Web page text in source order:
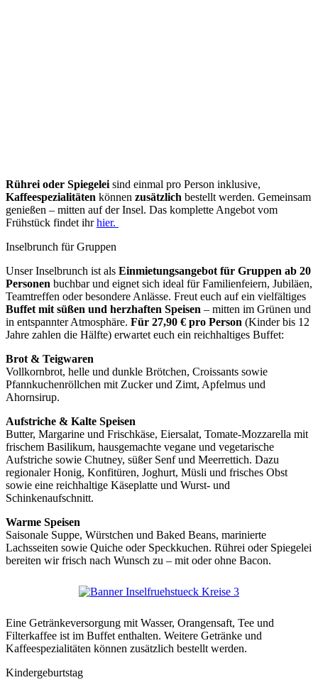
Rührei oder Spiegelei sind einmal pro Person inklusive,
Kaffeespezialitäten können zusätzlich bestellt werden. Gemeinsam
genießen – mitten auf der Insel. Das komplette Angebot vom
Frühstück findet ihr hier.
Inselbrunch für Gruppen
Unser Inselbrunch ist als Einmietungsangebot für Gruppen ab 20
Personen buchbar und eignet sich ideal für Familienfeiern, Jubiläen,
Teamtreffen oder besondere Anlässe. Freut euch auf ein vielfältiges
Buffet mit süßen und herzhaften Speisen – mitten im Grünen und
in entspannter Atmosphäre. Für 27,90 € pro Person (Kinder bis 12
Jahre zahlen die Hälfte) erwartet euch ein reichhaltiges Buffet:
Brot & Teigwaren
Vollkornbrot, helle und dunkle Brötchen, Croissants sowie
Pfannkuchenröllchen mit Zucker und Zimt, Apfelmus und
Ahornsirup.
Aufstriche & Kalte Speisen
Butter, Margarine und Frischkäse, Eiersalat, Tomate-Mozzarella mit
frischem Basilikum, hausgemachte vegane und vegetarische
Aufstriche sowie Chutney, süßer Senf und Meerrettich. Dazu
regionaler Honig, Konfitüren, Joghurt, Müsli und frisches Obst
sowie eine reichhaltige Käseplatte und Wurst- und
Schinkenaufschnitt.
Warme Speisen
Saisonale Suppe, Würstchen und Baked Beans, marinierte
Lachsseiten sowie Quiche oder Speckkuchen. Rührei oder Spiegelei
bereiten wir frisch nach Wunsch zu – mit oder ohne Bacon.
Eine Getränkeversorgung mit Wasser, Orangensaft, Tee und
Filterkaffee ist im Buffet enthalten. Weitere Getränke und
Kaffeespezialitäten können zusätzlich bestellt werden.
Kindergeburtstag